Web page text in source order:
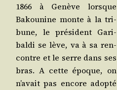
1866 à Genève lorsque
Bakou­nine monte à la tri­
bune, le pré­sident Gari­
bal­di se lève, va à sa ren­
contre et le serre dans ses
bras. A cette époque, on
n’a­vait pas encore adop­té